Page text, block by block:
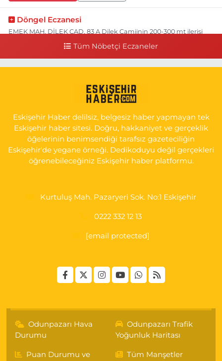
Döngel Eczanesi
EMEK MAH. DİLEK CAD. 83 A Dilek Camiinin 200-300 mt ilerisi
İSTİKLAL MAH. ŞAİR FUZULİ CAD. NO:35 A HAVA HASTANESİ
KARŞI KÖŞESİ ŞAİR FUZULİ AİLE SAĞLIĞI MERKEZİ KARŞISI
0 (222) 230 11 31 Yol Tarifi Al
Tüm Nöbetçi Eczaneler
Eskişehir Haber delilsiz, belgesiz haber yapmayan tek
Eskişehir haber sitesi. Doğru, hakkaniyet ve gerçeklik
öğelerinin benimsendiği tarafsız gazeteciliğin
Eskişehir'de yegane örneği. Dedikoduyu değil gerçekleri
öğrenebileceğiniz Eskişehir haber platformu.
Kurtuluş Mah. Pazaryeri Sok. No:1 Eskişehir
0222 332 12 13
[email protected]
Odunpazarı Hava
Durumu
Odunpazarı Trafik
Yoğunluk Haritası
Puan Durumu ve Tüm Manşetler